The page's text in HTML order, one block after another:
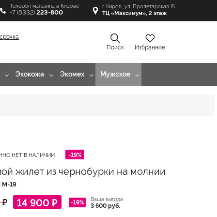
Телефон магазина в Кирове
+7 (8332) 223-800
г. Киров, ул. Пролетарская 15
ТЦ «Максимум», 2 этаж
Поиск
Избранное
Экокожа Экомех Мужское
НЕТ В НАЛИЧИИ -19%
жилет из чернобурки на молнии
M-19
₽ 14 900 ₽ -19% Ваша выгода
3 600 руб.